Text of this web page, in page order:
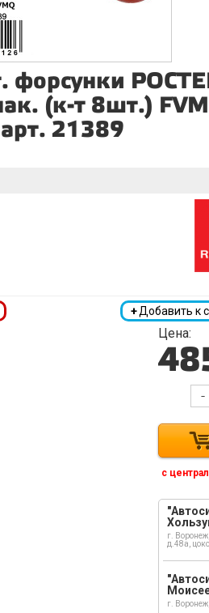
форсунки
(к-т 8шт.)
21389
+Добавить к
Цена:
-
с
г.
д.48а,
г.